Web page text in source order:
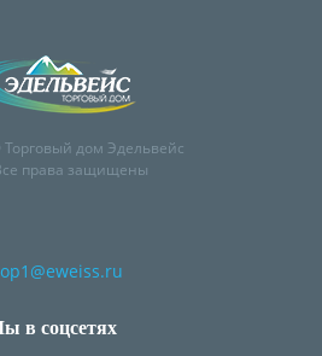
дом Эдельвейс
права защищены
в соцсетях